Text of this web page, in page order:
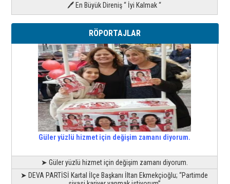
🖊 En Büyük Direniş “ İyi Kalmak “
RÖPORTAJLAR
Güler yüzlü hizmet için değişim zamanı diyorum.
➤ Güler yüzlü hizmet için değişim zamanı diyorum.
➤ DEVA PARTİSİ Kartal İlçe Başkanı İltan Ekmekçioğlu; “Partimde